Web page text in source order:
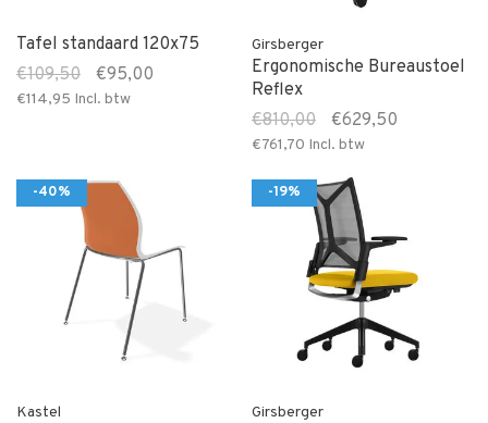
Tafel standaard 120x75
€109,50
€95,00
€114,95 Incl. btw
Girsberger
Ergonomische Bureaustoel
Reflex
€810,00
€629,50
€761,70 Incl. btw
-40%
Kastel
-19%
Girsberger